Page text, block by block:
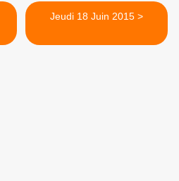
Jeudi 18 Juin 2015 >